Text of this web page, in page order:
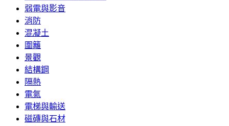
弱電與影音
消防
混凝土
圍籬
景觀
結構鋼
隔熱
電氣
電梯與輸送
磁磚與石材